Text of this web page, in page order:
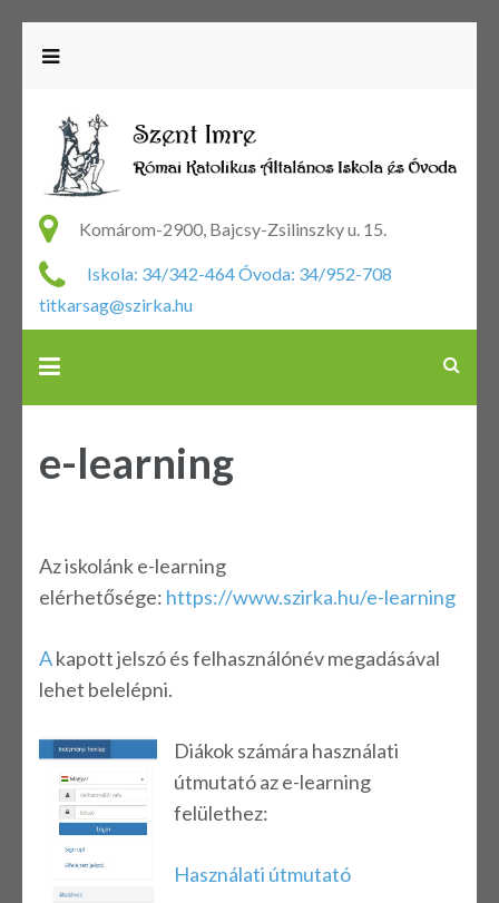
Komárom-2900, Bajcsy-Zsilinszky u. 15.
Iskola: 34/342-464 Óvoda: 34/952-708
titkarsag@szirka.hu
e-learning
Az iskolánk e-learning
elérhetősége: https://www.szirka.hu/e-learning
Akapott jelszó és felhasználónév megadásával
lehet belelépni.
Diákok számára használati
útmutató az e-learning
felülethez:
Használati útmutató